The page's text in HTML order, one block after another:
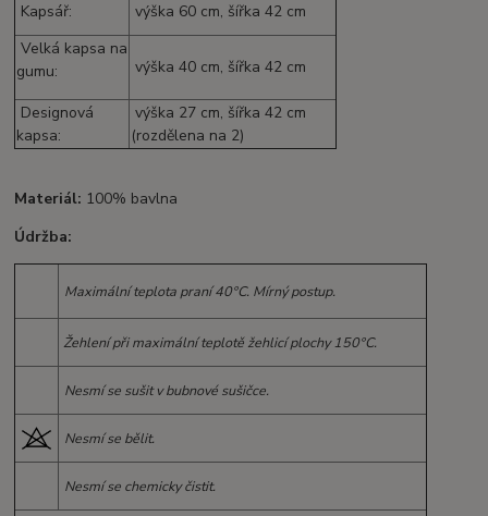
Kapsář:
výška 60 cm, šířka 42 cm
Velká kapsa na
gumu:
výška 40 cm, šířka 42 cm
Designová
kapsa:
výška 27 cm, šířka 42 cm
(rozdělena na 2)
Materiál: 100% bavlna
Údržba:
Maximální teplota praní 40°C. Mírný postup.
Žehlení při maximální teplotě žehlicí plochy 150°C.
Nesmí se sušit v bubnové sušičce.
Nesmí se bělit.
Nesmí se chemicky čistit.